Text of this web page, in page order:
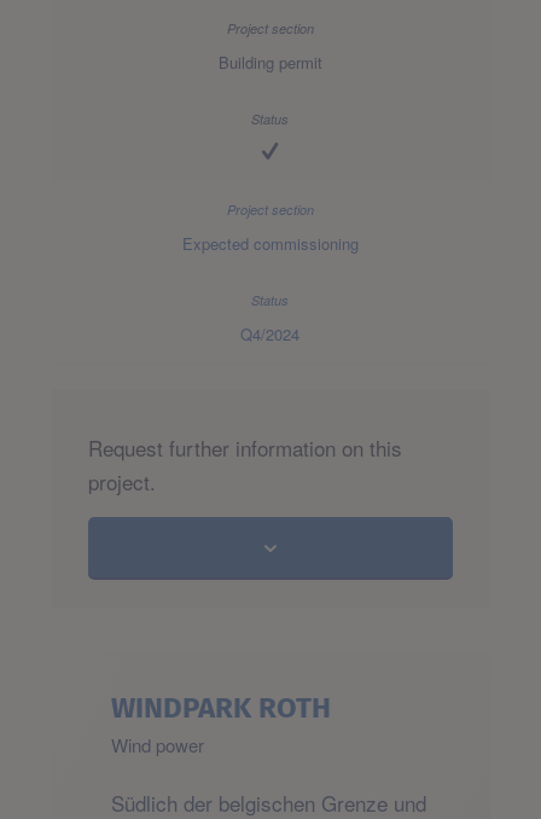
Building permit
Expected commissioning
Q4/2024
Request further information on this
project.
WINDPARK ROTH
Wind power
Südlich der belgischen Grenze und